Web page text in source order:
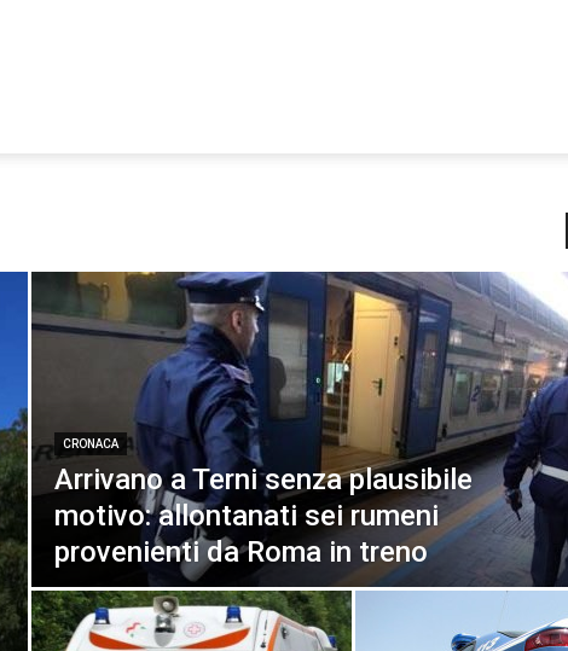
CRONACA
Arrivano a Terni senza plausibile
motivo: allontanati sei rumeni
provenienti da Roma in treno